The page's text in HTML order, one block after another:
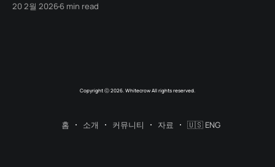
니다. 고집불통에 타협을 모르는 인간이라고요. 하지만 제
20 2월 20266 min read
Copyright ⓒ 2026. Whitecrow All rights reserved.
홈 소개 커뮤니티 자료 🇺🇸 ENG